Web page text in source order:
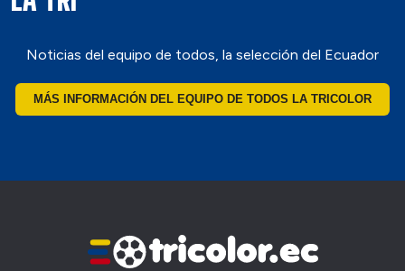
Noticias del equipo de todos, la selección del Ecuador
MÁS INFORMACIÓN DEL EQUIPO DE TODOS LA TRICOLOR